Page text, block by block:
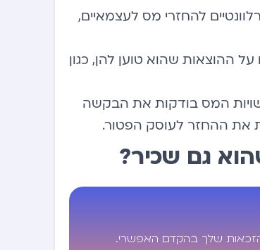
להחזרי מס לעצמאיים,
ההוצאות שהוא טוען להן, כגון
המס בודקות את הבקשה
את ההחזר לעוסק הפטור.
גם שכיר?
הזכאות שלך בהקדם האפשרי.